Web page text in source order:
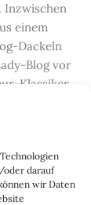
oder darauf
wir Daten
Inzwischen
einem
Dackeln
Blog vor
Klassiker
guten
in
denen wir
sowie
machen.